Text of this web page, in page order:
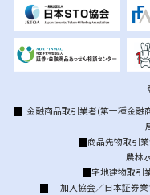
金融商品取引業者(第一種金融
商品先物取引
農林
宅地建物取引
加入協会／日本証券